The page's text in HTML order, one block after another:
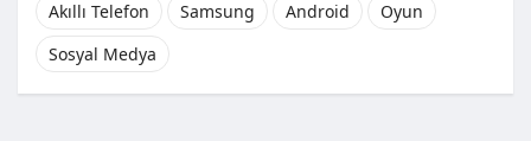
Akıllı Telefon
Samsung Android
Oyun
Sosyal Medya